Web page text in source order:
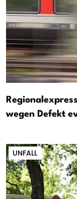
wegen Defekt
UNFALL